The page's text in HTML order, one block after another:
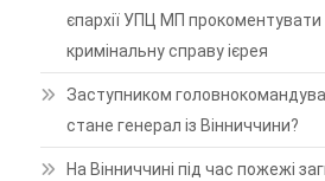
єпархії УПЦ МП прокоментувати
кримінальну справу ієрея
Заступником
стане генерал із Вінниччини?
На Вінниччині під час пожежі